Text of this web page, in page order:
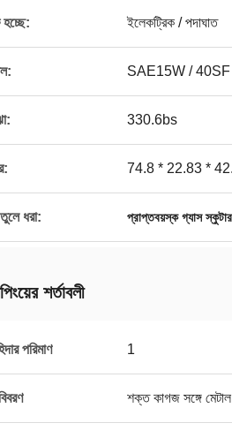
হচ্ছে: ইলেকট্রিক / পদাঘাত
SAE15W / 40SF
330.6bs
74.8 * 22.83 *
ধরা: প্রাপ্তবয়স্ক গ্যাস স্কুটার
শর্তাবলী
পরিমাণ 1
শক্ত কাগজ সঙ্গে